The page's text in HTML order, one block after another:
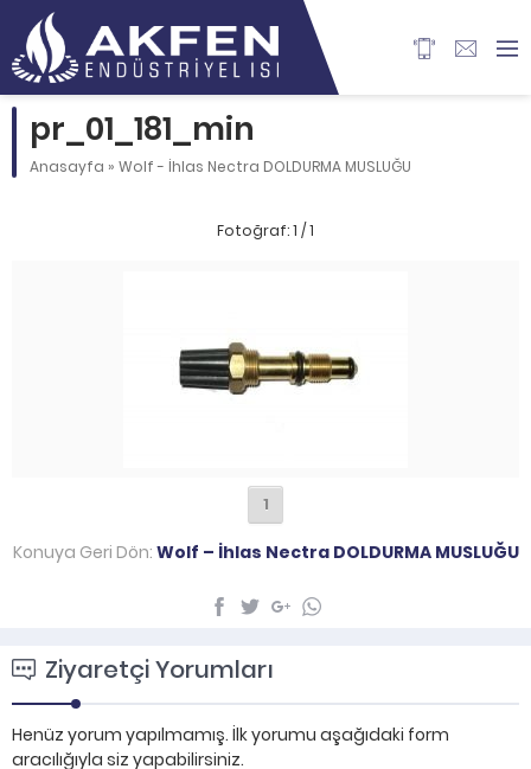
pr_01_181_min
Anasayfa » Wolf - İhlas Nectra DOLDURMA MUSLUĞU
Fotoğraf: 1 / 1
1
Konuya Geri Dön: Wolf – İhlas Nectra DOLDURMA MUSLUĞU
Ziyaretçi Yorumları
Henüz yorum yapılmamış. İlk yorumu aşağıdaki form
aracılığıyla siz yapabilirsiniz.